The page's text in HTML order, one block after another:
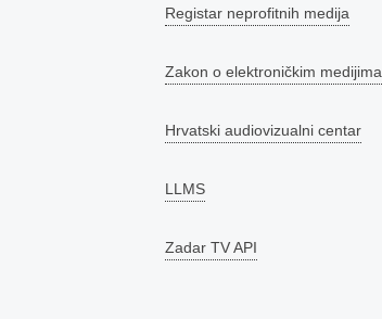
Registar neprofitnih medija
Zakon o elektroničkim medijima
Hrvatski audiovizualni centar
LLMS
Zadar TV API